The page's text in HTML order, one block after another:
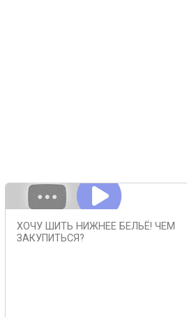
ХОЧУ ШИТЬ НИЖНЕЕ БЕЛЬЁ! ЧЕМ
ЗАКУПИТЬСЯ?